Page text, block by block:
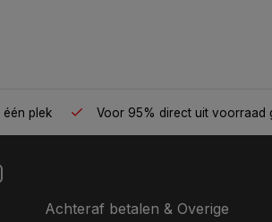
Alles voor jouw gym op één plek
Achteraf betalen & Overige